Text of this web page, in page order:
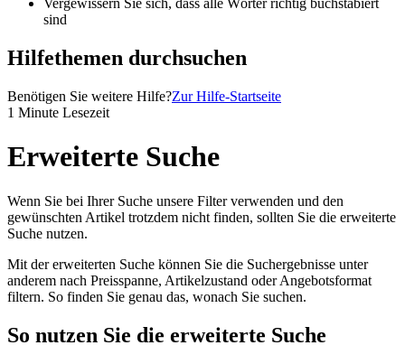
Vergewissern Sie sich, dass alle Wörter richtig buchstabiert
sind
Hilfethemen durchsuchen
Benötigen Sie weitere Hilfe?Zur Hilfe-Startseite
1 Minute Lesezeit
Erweiterte Suche
Wenn Sie bei Ihrer Suche unsere Filter verwenden und den
gewünschten Artikel trotzdem nicht finden, sollten Sie die erweiterte
Suche nutzen.
Mit der erweiterten Suche können Sie die Suchergebnisse unter
anderem nach Preisspanne, Artikelzustand oder Angebotsformat
filtern. So finden Sie genau das, wonach Sie suchen.
So nutzen Sie die erweiterte Suche